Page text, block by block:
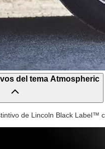
del tema Atmospheric
de Lincoln Black Label™